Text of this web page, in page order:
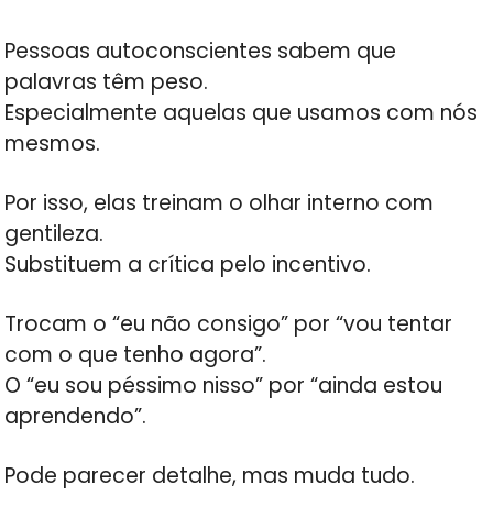
Pessoas autoconscientes sabem que
palavras têm peso.
Especialmente aquelas que usamos com nós
mesmos.
Por isso, elas treinam o olhar interno com
gentileza.
Substituem a crítica pelo incentivo.
Trocam o “eu não consigo” por “vou tentar
com o que tenho agora”.
O “eu sou péssimo nisso” por “ainda estou
aprendendo”.
Pode parecer detalhe, mas muda tudo.